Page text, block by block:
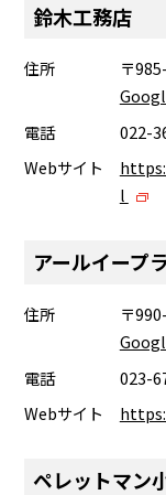
鈴木工務店
住所
〒
電話
022-
Webサイト
l
アールイープ
住所
〒
電話
023-
Webサイト
ペレットマン